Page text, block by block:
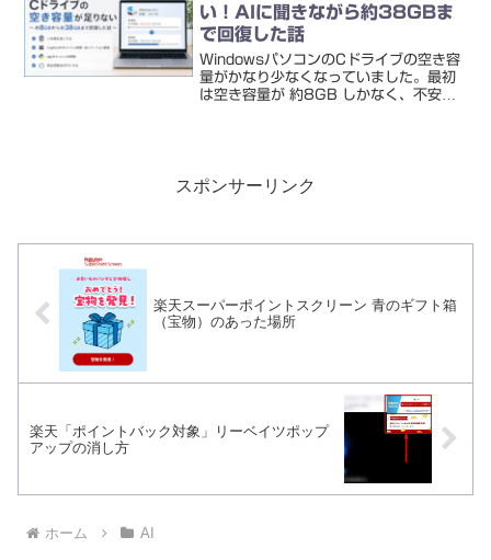
い！AIに聞きながら約38GBま
で回復した話
WindowsパソコンのCドライブの空き容
量がかなり少なくなっていました。最初
は空き容量が 約8GB しかなく、不安が
スポンサーリンク
楽天スーパーポイントスクリーン 青のギフト箱
（宝物）のあった場所
楽天「ポイントバック対象」リーベイツポップ
アップの消し方
ホーム AI